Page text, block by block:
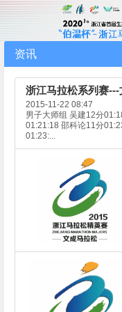
资讯
浙江马拉松系列赛
2015-11-22 08:47
男子大师组 吴建12分
01:21:18 邵科论11分
01:23:...